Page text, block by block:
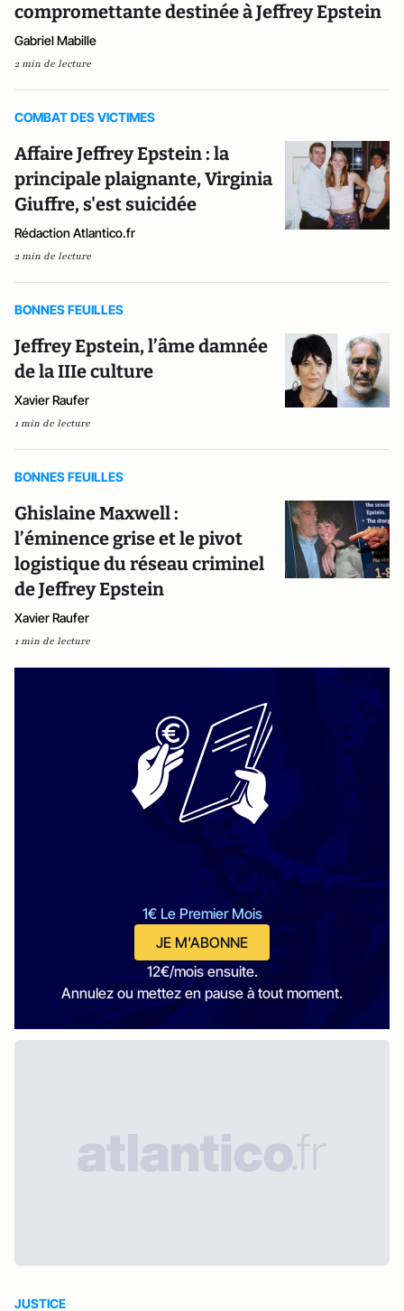
compromettante destinée à Jeffrey Epstein
Gabriel Mabille
2 min de lecture
COMBAT DES VICTIMES
Affaire Jeffrey Epstein : la
principale plaignante, Virginia
Giuffre, s'est suicidée
Rédaction Atlantico.fr
2 min de lecture
BONNES FEUILLES
Jeffrey Epstein, l’âme damnée
de la IIIe culture
Xavier Raufer
1 min de lecture
BONNES FEUILLES
Ghislaine Maxwell :
l’éminence grise et le pivot
logistique du réseau criminel
de Jeffrey Epstein
Xavier Raufer
1 min de lecture
1€ Le Premier Mois
JE M'ABONNE
12€/mois ensuite.
Annulez ou mettez en pause à tout moment.
JUSTICE